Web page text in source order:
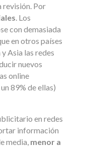
revisión. Por
. Los
con demasiada
en otros países
Asia las redes
nuevos
online
89% de ellas)
en redes
información
media, menor a